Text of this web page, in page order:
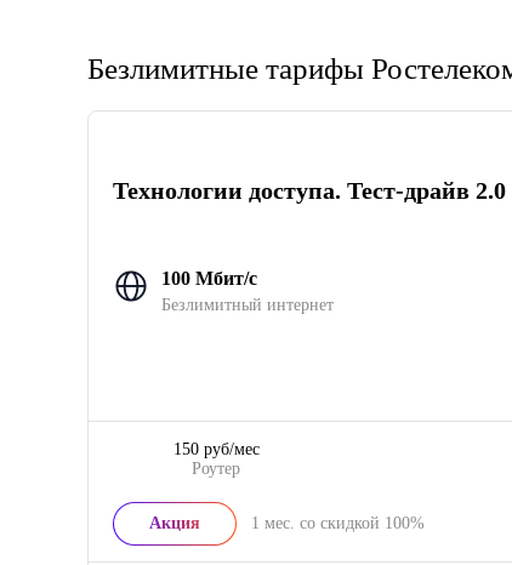
Безлимитные тарифы
Технологии доступа. Тест-драйв 2.0
100 Мбит/с
Безлимитный интернет
Роутер
150 руб/мес
Акция 1 мес. со скидкой 100%